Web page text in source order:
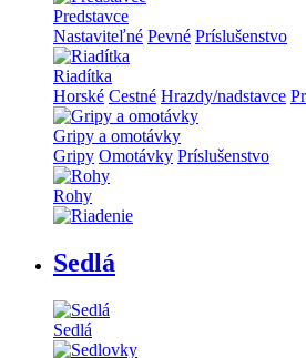
Predstavce
Nastaviteľné Pevné Príslušenstvo
Riadítka
Horské Cestné Hrazdy/nadstavce
Gripy a omotávky
Gripy Omotávky Príslušenstvo
Rohy
Sedlá
Sedlá